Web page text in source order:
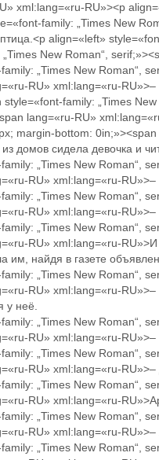
xml:lang=«ru-RU»><p
family: „Times New
птица.<p align=«left»
New Roman“,
„Times New Roman“,
RU» xml:lang=«ru-RU»>–
family: „Times
lang=«ru-RU»
margin-bottom:
домов сидела девочка и
„Times New Roman“,
RU» xml:lang=«ru-
„Times New Roman“,
RU» xml:lang=«ru-RU»>–
„Times New Roman“,
RU» xml:lang=«ru-
им, найдя в газете
„Times New Roman“,
RU» xml:lang=«ru-
у неё.
„Times New Roman“,
RU» xml:lang=«ru-
„Times New Roman“,
RU» xml:lang=«ru-
„Times New Roman“,
RU» xml:lang=«ru-
„Times New Roman“,
RU» xml:lang=«ru-
„Times New Roman“,